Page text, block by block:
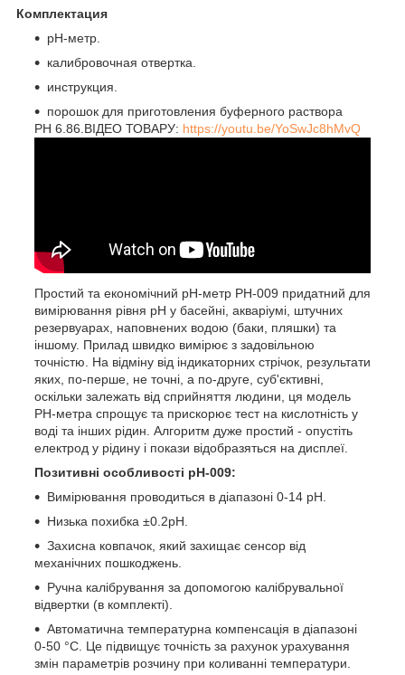
Комплектация
pH-метр.
калибровочная отвертка.
инструкция.
порошок для приготовления буферного раствора
PH 6.86.ВІДЕО ТОВАРУ: https://youtu.be/YoSwJc8hMvQ
Простий та економічний рН-метр РН-009 придатний для
вимірювання рівня рН у басейні, акваріумі, штучних
резервуарах, наповнених водою (баки, пляшки) та
іншому. Прилад швидко вимірює з задовільною
точністю. На відміну від індикаторних стрічок, результати
яких, по-перше, не точні, а по-друге, суб'єктивні,
оскільки залежать від сприйняття людини, ця модель
РН-метра спрощує та прискорює тест на кислотність у
воді та інших рідин. Алгоритм дуже простий - опустіть
електрод у рідину і покази відобразяться на дисплеї.
Позитивні особливості рН-009:
Вимірювання проводиться в діапазоні 0-14 рН.
Низька похибка ±0.2рН.
Захисна ковпачок, який захищає сенсор від
механічних пошкоджень.
Ручна калібрування за допомогою калібрувальної
відвертки (в комплекті).
Автоматична температурна компенсація в діапазоні
0-50 °C. Це підвищує точність за рахунок урахування
змін параметрів розчину при коливанні температури.